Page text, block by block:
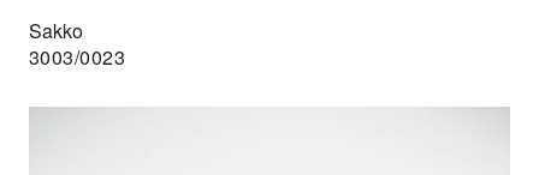
Sakko
3003/0023